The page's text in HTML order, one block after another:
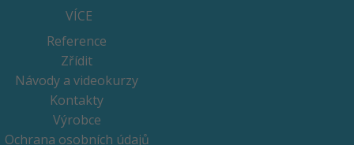
VÍCE
Reference
Zřídit
Návody a videokurzy
Kontakty
Výrobce
Ochrana osobních údajů